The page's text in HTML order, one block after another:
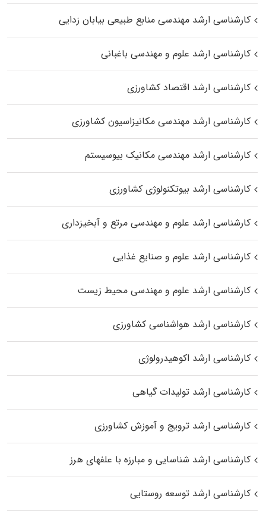
کارشناسی ارشد مهندسی منابع طبیعی بیابان زدایی
کارشناسی ارشد علوم و مهندسی باغبانی
کارشناسی ارشد اقتصاد کشاورزی
کارشناسی ارشد مهندسی مکانیزاسیون کشاورزی
کارشناسی ارشد مهندسی مکانیک بیوسیستم
کارشناسی ارشد بیوتکنولوژی کشاورزی
کارشناسی ارشد علوم و مهندسی مرتع و آبخیزداری
کارشناسی ارشد علوم و صنایع غذایی
کارشناسی ارشد علوم و مهندسی محیط زیست
کارشناسی ارشد هواشناسی کشاورزی
کارشناسی ارشد اکوهیدرولوژی
کارشناسی ارشد تولیدات گیاهی
کارشناسی ارشد ترویج و آموزش کشاورزی
کارشناسی ارشد شناسایی و مبارزه با علفهای هرز
کارشناسی ارشد توسعه روستایی